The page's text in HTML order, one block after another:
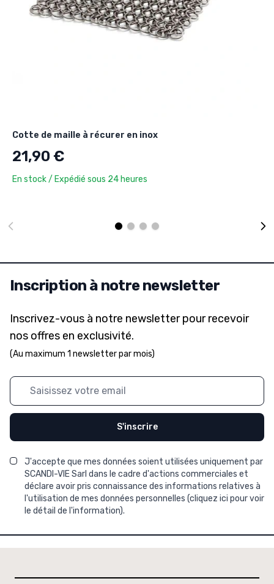
Cotte de maille à récurer en inox
21,90 €
En stock / Expédié sous 24 heures
Inscription à notre newsletter
Inscrivez-vous à notre newsletter pour recevoir
nos offres en exclusivité.
(Au maximum 1 newsletter par mois)
Adresse mail
S'inscrire
J'accepte que mes données soient utilisées uniquement par
SCANDI-VIE Sarl dans le cadre d'actions commerciales et
déclare avoir pris connaissance des informations relatives à
l'utilisation de mes données personnelles (cliquez ici pour voir
le détail de l'information).